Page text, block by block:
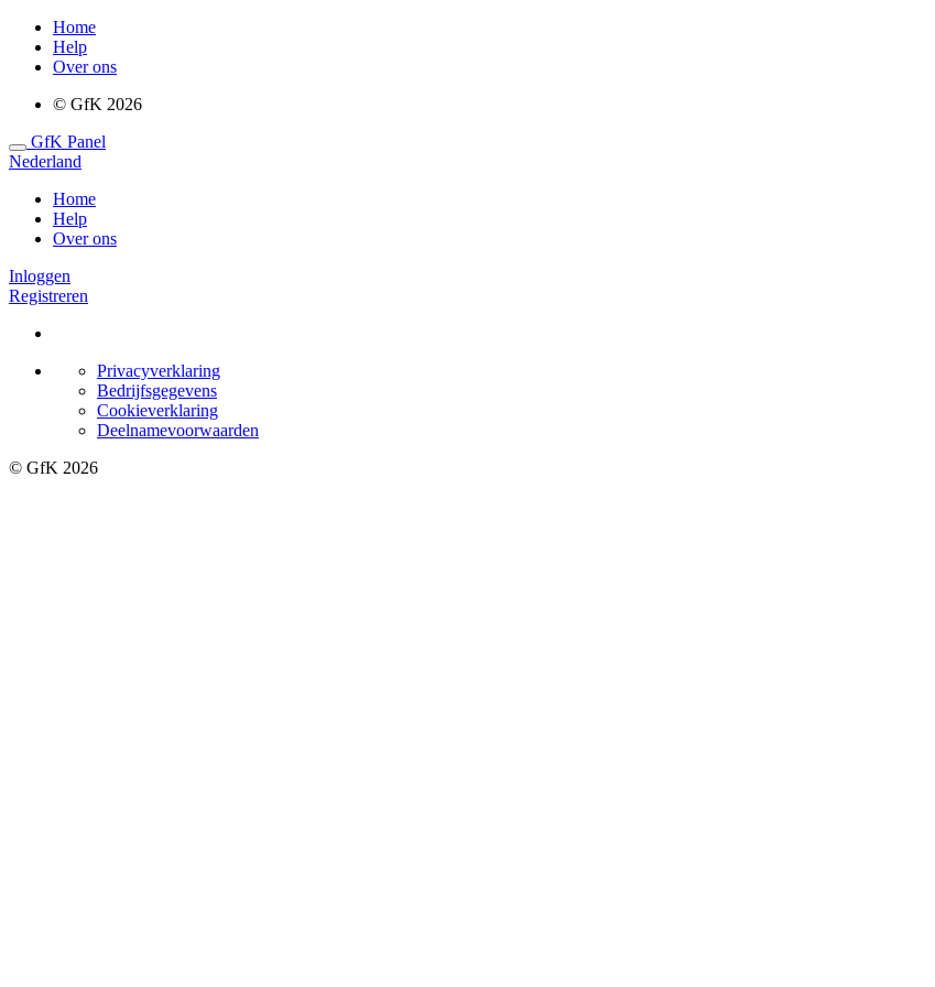
Home
Help
Over ons
© GfK 2026
GfK Panel
Nederland
Home
Help
Over ons
Inloggen
Registreren
Privacyverklaring
Bedrijfsgegevens
Cookieverklaring
Deelnamevoorwaarden
© GfK 2026